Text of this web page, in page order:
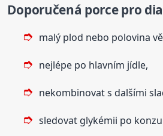
Doporučená porce pro
malý plod nebo polovina
nejlépe po hlavním jídle,
nekombinovat s dalšími
sledovat glykémii po